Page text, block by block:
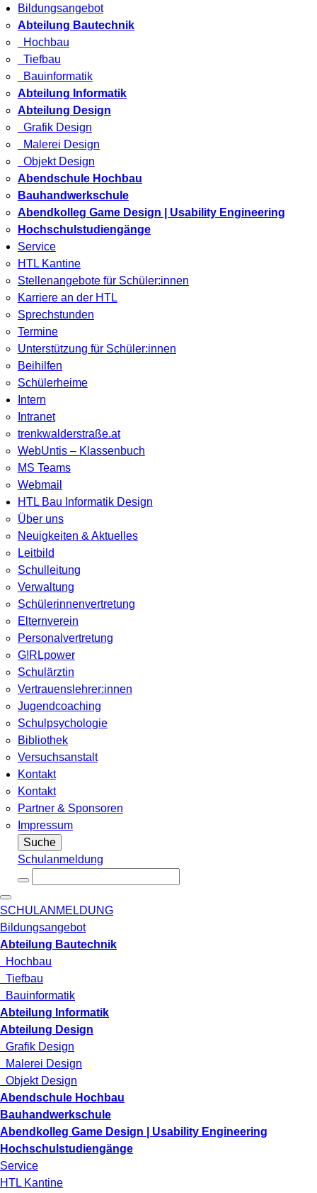
Bildungsangebot
Abteilung Bautechnik
Hochbau
Tiefbau
Bauinformatik
Abteilung Informatik
Abteilung Design
Grafik Design
Malerei Design
Objekt Design
Abendschule Hochbau
Bauhandwerkschule
Abendkolleg Game Design | Usability Engineering
Hochschulstudiengänge
Service
HTL Kantine
Stellenangebote für Schüler:innen
Karriere an der HTL
Sprechstunden
Termine
Unterstützung für Schüler:innen
Beihilfen
Schülerheime
Intern
Intranet
trenkwalderstraße.at
WebUntis – Klassenbuch
MS Teams
Webmail
HTL Bau Informatik Design
Über uns
Neuigkeiten & Aktuelles
Leitbild
Schulleitung
Verwaltung
Schülerinnenvertretung
Elternverein
Personalvertretung
G!RLpower
Schulärztin
Vertrauenslehrer:innen
Jugendcoaching
Schulpsychologie
Bibliothek
Versuchsanstalt
Kontakt
Kontakt
Partner & Sponsoren
Impressum
Suche
Schulanmeldung
SCHULANMELDUNG
Bildungsangebot
Abteilung Bautechnik
Hochbau
Tiefbau
Bauinformatik
Abteilung Informatik
Abteilung Design
Grafik Design
Malerei Design
Objekt Design
Abendschule Hochbau
Bauhandwerkschule
Abendkolleg Game Design | Usability Engineering
Hochschulstudiengänge
Service
HTL Kantine